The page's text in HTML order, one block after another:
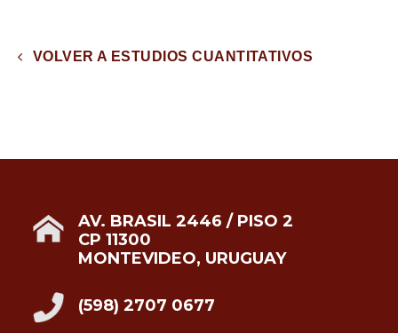
VOLVER A ESTUDIOS CUANTITATIVOS
AV. BRASIL 2446 / PISO 2
CP 11300
MONTEVIDEO, URUGUAY
(598) 2707 0677